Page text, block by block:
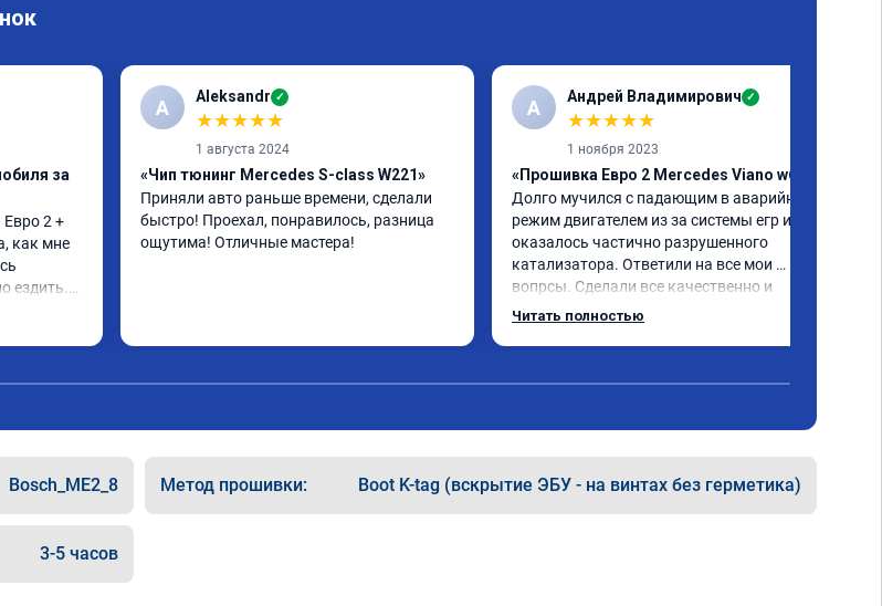
за
2 +
как мне
ездить.
A Aleksandr ✓
★★★★★
1 августа 2024
«Чип тюнинг Mercedes S-class W221»
Приняли авто раньше времени, сделали
быстро! Проехал, понравилось, разница
ощутима! Отличные мастера!
А Андрей Владимирович ✓
★★★★★
1 ноября 2023
«Прошивка Евро 2 Mercedes Viano w639»
Долго мучился с падающим в аварийный
режим двигателем из за системы егр и как
оказалось частично разрушенного
катализатора. Ответили на все мои
вопрсы. Сделали все качественно и
несмотря на конец рабочего дня
Читать полностью
Bosch_ME2_8 Метод прошивки: Boot K-tag (вскрытие ЭБУ - на винтах без герметика)
3-5 часов